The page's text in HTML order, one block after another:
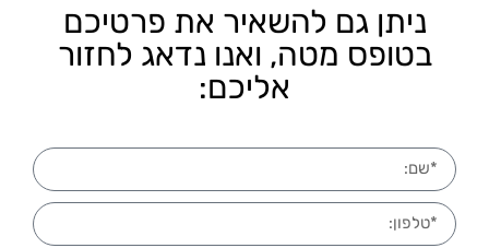
ניתן גם להשאיר את פרטיכם
בטופס מטה, ואנו נדאג לחזור
אליכם: